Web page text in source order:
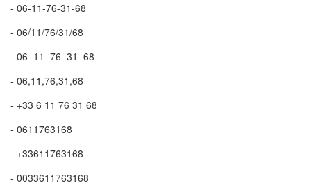
- 06-11-76-31-68
- 06/11/76/31/68
- 06_11_76_31_68
- 06,11,76,31,68
- +33 6 11 76 31 68
- 0611763168
- +33611763168
- 0033611763168